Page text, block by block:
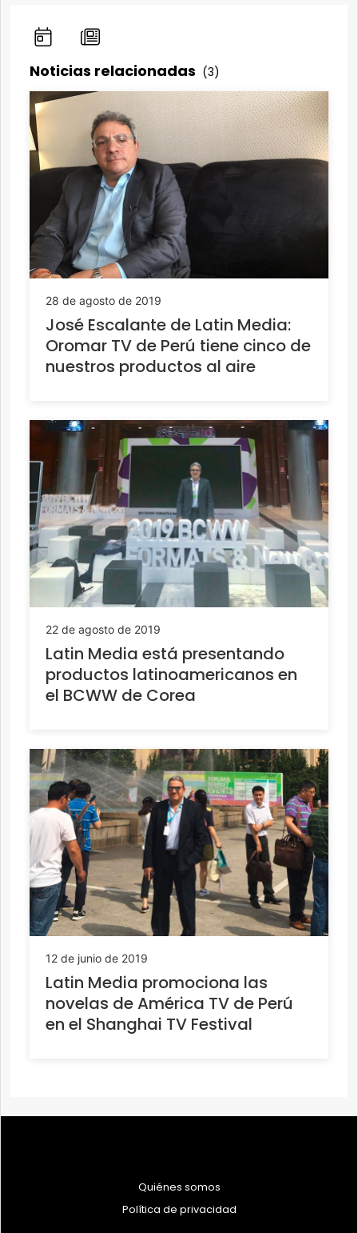
Noticias relacionadas (3)
28 de agosto de 2019
José Escalante de Latin Media:
Oromar TV de Perú tiene cinco de
nuestros productos al aire
22 de agosto de 2019
Latin Media está presentando
productos latinoamericanos en
el BCWW de Corea
12 de junio de 2019
Latin Media promociona las
novelas de América TV de Perú
en el Shanghai TV Festival
Quiénes somos
Política de privacidad